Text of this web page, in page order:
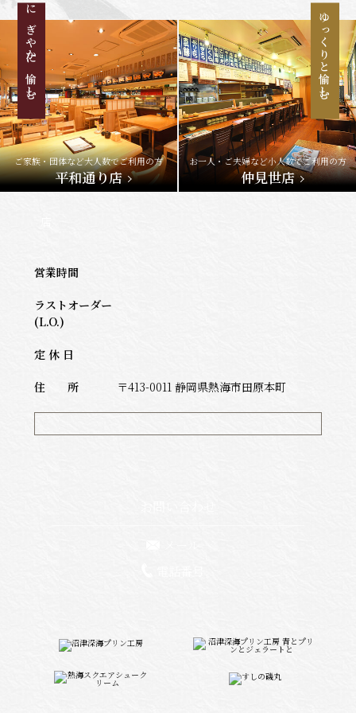
ご家族・団体など大人数でご利用の方
平和通り店
にぎやかに愉しむ
お一人・ご夫婦など小人数でご利用の方
仲見世店
ゆっくりと愉しむ
営業時間
ラストオーダー
(L.O.)
定 休 日
住 所 〒413-0011 静岡県熱海市田原本町